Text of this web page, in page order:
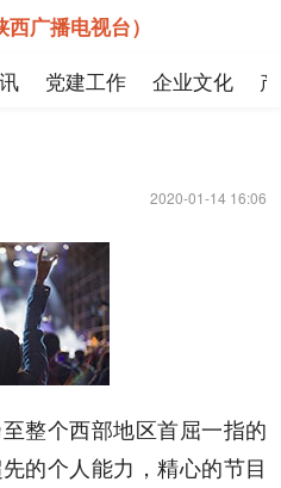
广播电视台）
党建工作 企业文化
2020-01-14 16:06
整个西部地区首屈一指的
的个人能力，精心的节目